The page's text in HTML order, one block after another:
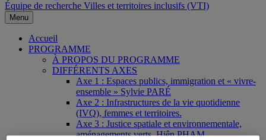
Équipe de recherche Villes et territoires inclusifs (VTI)
Menu
Accueil
PROGRAMME
À PROPOS DU PROGRAMME
DIFFÉRENTS AXES
Axe 1 : Espaces publics, immigration et « vivre-
ensemble » Sylvie PARÉ
Axe 2 : Infrastructures de la vie quotidienne
(IVQ), femmes et territoires.
Axe 3 : Justice spatiale et environnementale,
aménagements verts. Hiên PHAM